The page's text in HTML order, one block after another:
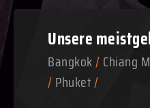
Unsere
Bangkok/Chiang
/Phuket/